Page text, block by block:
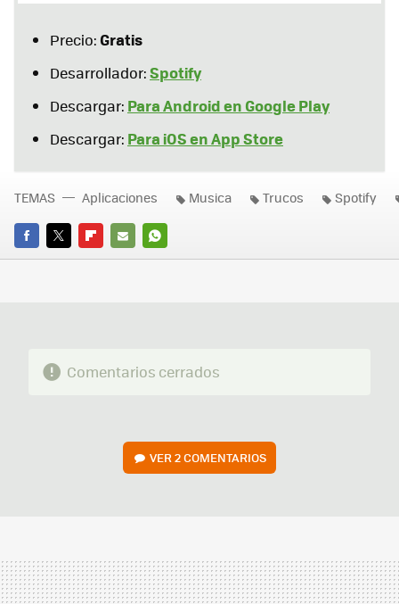
Precio:Gratis
Desarrollador:Spotify
Descargar: Para Android en Google Play
Descargar: Para iOS en App Store
FACEBOOK
TWITTERFLIPBOARD
E-
WHATSAPP
TEMAS Aplicaciones Musica Trucos Spotify
Comentarios cerrados
VER2 COMENTARIOS